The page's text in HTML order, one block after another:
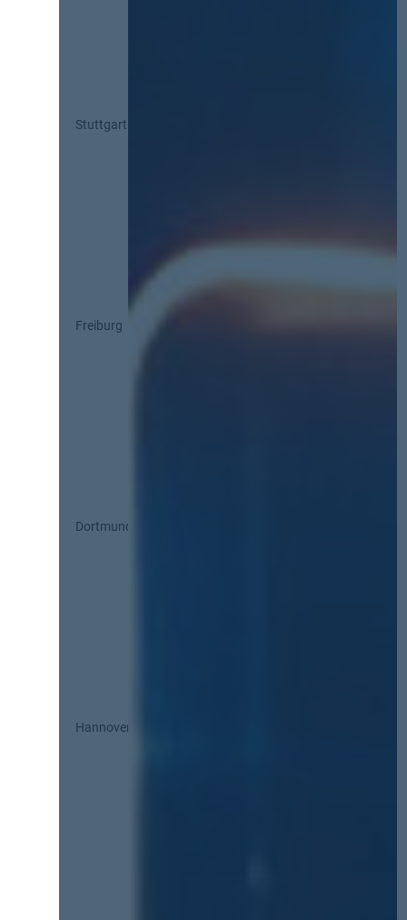
Stuttgart
Freiburg
Dortmund
Hannover